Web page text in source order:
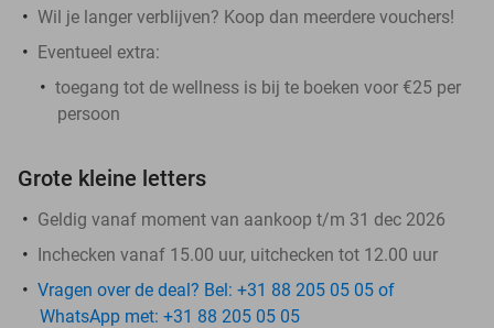
Wil je langer verblijven? Koop dan meerdere vouchers!
Eventueel extra:
toegang tot de wellness is bij te boeken voor €25 per
persoon
Grote kleine letters
Geldig vanaf moment van aankoop t/m 31 dec 2026
Inchecken vanaf 15.00 uur, uitchecken tot 12.00 uur
Vragen over de deal? Bel: +31 88 205 05 05 of
WhatsApp met: +31 88 205 05 05